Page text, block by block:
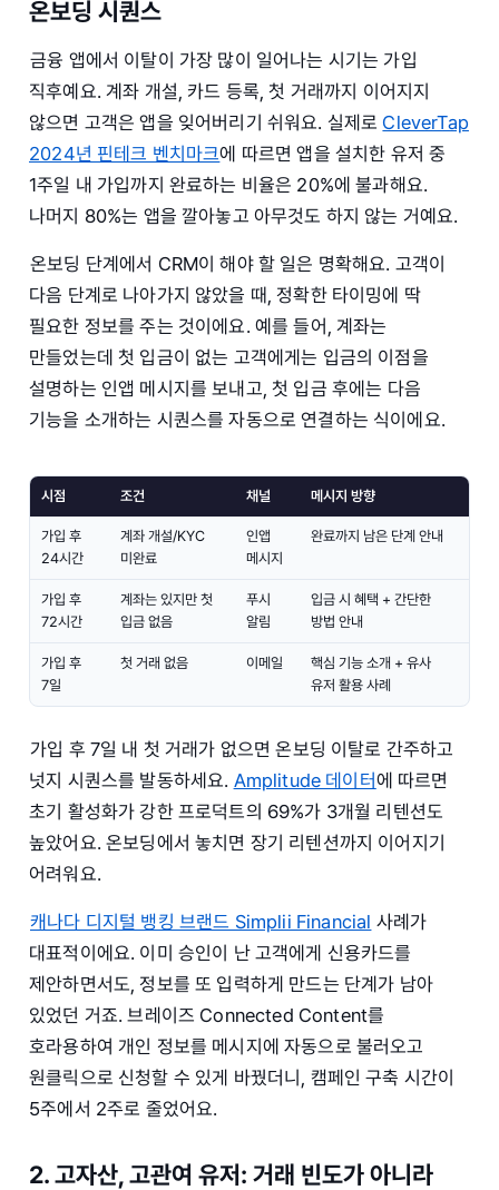
온보딩 시퀀스
금융 앱에서 이탈이 가장 많이 일어나는 시기는 가입
직후예요. 계좌 개설, 카드 등록, 첫 거래까지 이어지지
않으면 고객은 앱을 잊어버리기 쉬워요. 실제로 CleverTap
2024년 핀테크 벤치마크에 따르면 앱을 설치한 유저 중
1주일 내 가입까지 완료하는 비율은 20%에 불과해요.
나머지 80%는 앱을 깔아놓고 아무것도 하지 않는 거예요.
온보딩 단계에서 CRM이 해야 할 일은 명확해요. 고객이
다음 단계로 나아가지 않았을 때, 정확한 타이밍에 딱
필요한 정보를 주는 것이에요. 예를 들어, 계좌는
만들었는데 첫 입금이 없는 고객에게는 입금의 이점을
설명하는 인앱 메시지를 보내고, 첫 입금 후에는 다음
기능을 소개하는 시퀀스를 자동으로 연결하는 식이에요.
시점 조건 채널 메시지 방향
가입 후
24시간
계좌 개설/KYC
미완료
인앱
메시지
완료까지 남은 단계 안내
가입 후
72시간
계좌는 있지만 첫
입금 없음
푸시
알림
입금 시 혜택 + 간단한
방법 안내
가입 후
7일
첫 거래 없음 이메일
핵심 기능 소개 + 유사
유저 활용 사례
가입 후 7일 내 첫 거래가 없으면 온보딩 이탈로 간주하고
넛지 시퀀스를 발동하세요. Amplitude 데이터에 따르면
초기 활성화가 강한 프로덕트의 69%가 3개월 리텐션도
높았어요. 온보딩에서 놓치면 장기 리텐션까지 이어지기
어려워요.
캐나다 디지털 뱅킹 브랜드 Simplii Financial 사례가
대표적이에요. 이미 승인이 난 고객에게 신용카드를
제안하면서도, 정보를 또 입력하게 만드는 단계가 남아
있었던 거죠. 브레이즈 Connected Content를
호라용하여 개인 정보를 메시지에 자동으로 불러오고
원클릭으로 신청할 수 있게 바꿨더니, 캠페인 구축 시간이
5주에서 2주로 줄었어요.
2. 고자산, 고관여 유저: 거래 빈도가 아니라